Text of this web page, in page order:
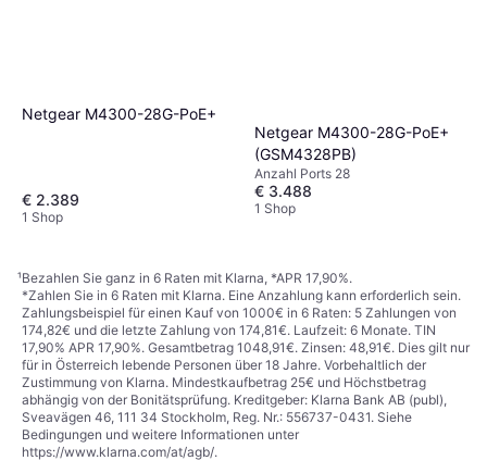
Netgear M4300-28G-PoE+
€ 2.389
1 Shop
Netgear M4300-28G-PoE+
(GSM4328PB)
Anzahl Ports 28
€ 3.488
1 Shop
¹Bezahlen Sie ganz in 6 Raten mit Klarna, *APR 17,90%.
*Zahlen Sie in 6 Raten mit Klarna. Eine Anzahlung kann erforderlich sein.
Zahlungsbeispiel für einen Kauf von 1000€ in 6 Raten: 5 Zahlungen von
174,82€ und die letzte Zahlung von 174,81€. Laufzeit: 6 Monate. TIN
17,90% APR 17,90%. Gesamtbetrag 1048,91€. Zinsen: 48,91€. Dies gilt nur
für in Österreich lebende Personen über 18 Jahre. Vorbehaltlich der
Zustimmung von Klarna. Mindestkaufbetrag 25€ und Höchstbetrag
abhängig von der Bonitätsprüfung. Kreditgeber: Klarna Bank AB (publ),
Sveavägen 46, 111 34 Stockholm, Reg. Nr.: 556737-0431. Siehe
Bedingungen und weitere Informationen unter
https://www.klarna.com/at/agb/.